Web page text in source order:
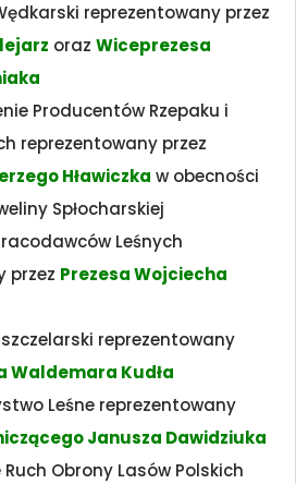
reprezentowany przez
oraz Wiceprezesa
Producentów Rzepaku i
reprezentowany przez
Hławiczka w obecności
Spłocharskiej
Leśnych
przez Prezesa Wojciecha
reprezentowany
Waldemara Kudła
Leśne reprezentowany
Janusza Dawidziuka
Obrony Lasów Polskich